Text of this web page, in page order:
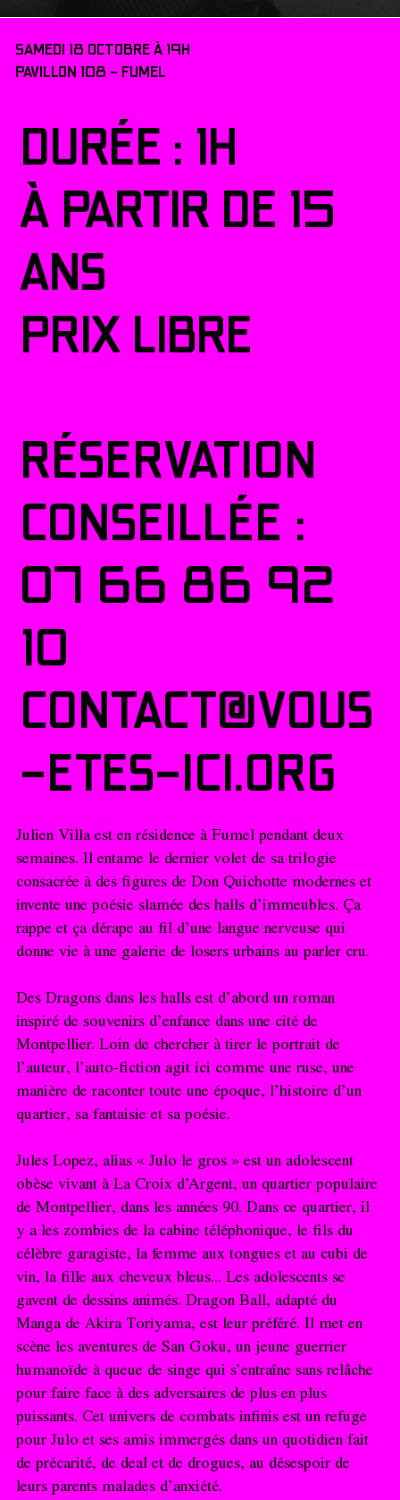
SAMEDI 18 OCTOBRE À 19H
PAVILLON 108 - FUMEL
DURÉE : 1H
À PARTIR DE 15
ANS
PRIX LIBRE
RÉSERVATION
CONSEILLÉE :
07 66 86 92
10
CONTACT@VOUS
-ETES-ICI.ORG
Julien Villa est en résidence à Fumel pendant deux
semaines. Il entame le dernier volet de sa trilogie
consacrée à des figures de Don Quichotte modernes et
invente une poésie slamée des halls d’immeubles. Ça
rappe et ça dérape au fil d’une langue nerveuse qui
donne vie à une galerie de losers urbains au parler cru.
Des Dragons dans les halls est d’abord un roman
inspiré de souvenirs d’enfance dans une cité de
Montpellier. Loin de chercher à tirer le portrait de
l’auteur, l’auto-fiction agit ici comme une ruse, une
manière de raconter toute une époque, l’histoire d’un
quartier, sa fantaisie et sa poésie.
Jules Lopez, alias « Julo le gros » est un adolescent
obèse vivant à La Croix d’Argent, un quartier populaire
de Montpellier, dans les années 90. Dans ce quartier, il
y a les zombies de la cabine téléphonique, le fils du
célèbre garagiste, la femme aux tongues et au cubi de
vin, la fille aux cheveux bleus... Les adolescents se
gavent de dessins animés. Dragon Ball, adapté du
Manga de Akira Toriyama, est leur préféré. Il met en
scène les aventures de San Goku, un jeune guerrier
humanoïde à queue de singe qui s’entraîne sans relâche
pour faire face à des adversaires de plus en plus
puissants. Cet univers de combats infinis est un refuge
pour Julo et ses amis immergés dans un quotidien fait
de précarité, de deal et de drogues, au désespoir de
leurs parents malades d’anxiété.